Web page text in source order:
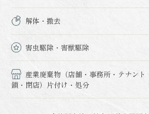
解体・撤去
害虫駆除・害獣駆除
産業廃棄物（店舗・事務所・テナント
鎖・閉店）片付け・処分